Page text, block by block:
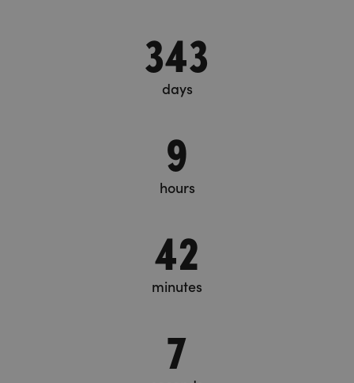
343
days
9
hours
42
minutes
8